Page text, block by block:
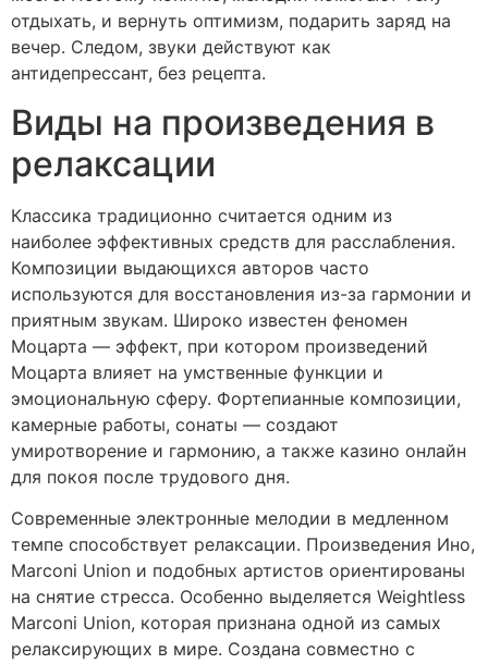
отдыхать, и вернуть оптимизм, подарить заряд на
вечер. Следом, звуки действуют как
антидепрессант, без рецепта.
Виды на произведения в
релаксации
Классика традиционно считается одним из
наиболее эффективных средств для расслабления.
Композиции выдающихся авторов часто
используются для восстановления из-за гармонии и
приятным звукам. Широко известен феномен
Моцарта — эффект, при котором произведений
Моцарта влияет на умственные функции и
эмоциональную сферу. Фортепианные композиции,
камерные работы, сонаты — создают
умиротворение и гармонию, а также казино онлайн
для покоя после трудового дня.
Современные электронные мелодии в медленном
темпе способствует релаксации. Произведения Ино,
Marconi Union и подобных артистов ориентированы
на снятие стресса. Особенно выделяется Weightless
Marconi Union, которая признана одной из самых
релаксирующих в мире. Создана совместно с